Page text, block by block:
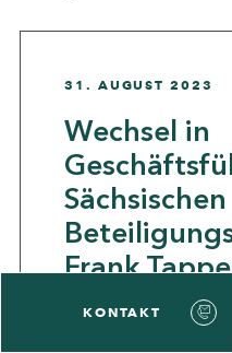
KONTAKT
31. AUGUST 2023
Wechsel in
Sächsischen
Frank
Thomas